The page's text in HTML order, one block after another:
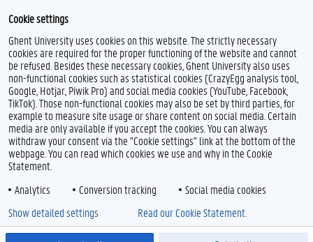
Research Explorer
Feedback
Privacy
Disclaimer
Toegankelijkheid
© 2026 Universiteit Gent
Cookie settings
Ghent University uses cookies on this website. The strictly necessary
cookies are required for the proper functioning of the website and cannot
be refused. Besides these necessary cookies, Ghent University also uses
non-functional cookies such as statistical cookies (CrazyEgg analysis tool,
Google, Hotjar, Piwik Pro) and social media cookies (YouTube, Facebook,
TikTok). Those non-functional cookies may also be set by third parties, for
example to measure site usage or share content on social media. Certain
media are only available if you accept the cookies. You can always
withdraw your consent via the "Cookie settings" link at the bottom of the
webpage. You can read which cookies we use and why in the Cookie
Statement.
Analytics
Conversion tracking Social media cookies
Show detailed settings Read our Cookie Statement.